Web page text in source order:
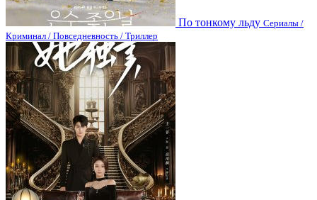
По тонкому льду Сериалы /
Криминал / Повседневность / Триллер